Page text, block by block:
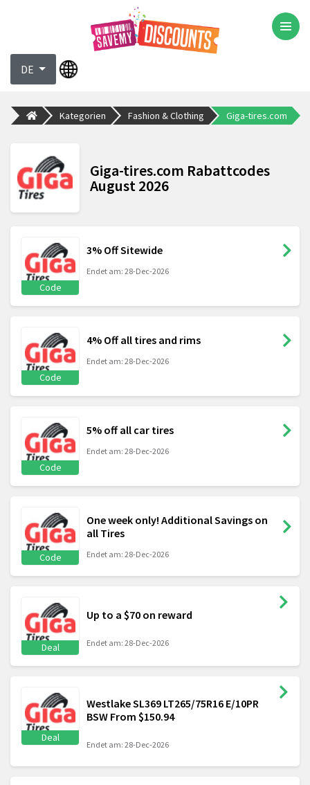
DE
Kategorien Fashion & Clothing Giga-tires.com
Giga-tires.com Rabattcodes
August 2026
Code
3% Off Sitewide
Endet am: 28-Dec-2026
Code
4% Off all tires and rims
Endet am: 28-Dec-2026
Code
5% off all car tires
Endet am: 28-Dec-2026
Code
One week only! Additional Savings on
all Tires
Endet am: 28-Dec-2026
Deal
Up to a $70 on reward
Endet am: 28-Dec-2026
Deal
Westlake SL369 LT265/75R16 E/10PR
BSW From $150.94
Endet am: 28-Dec-2026